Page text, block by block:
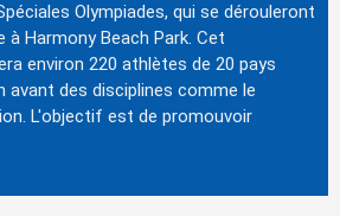
Olympiades, qui se dérouleront
à Harmony Beach Park. Cet
environ 220 athlètes de 20 pays
avant des disciplines comme le
L'objectif est de promouvoir